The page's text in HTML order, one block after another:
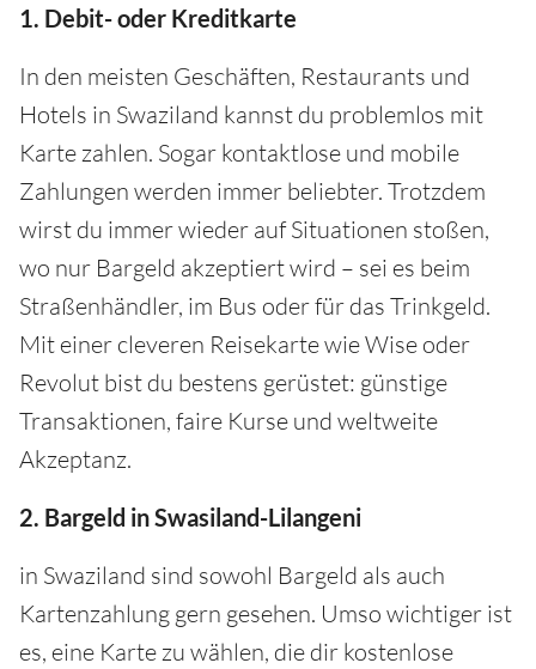
1. Debit- oder Kreditkarte
In den meisten Geschäften, Restaurants und
Hotels in Swaziland kannst du problemlos mit
Karte zahlen. Sogar kontaktlose und mobile
Zahlungen werden immer beliebter. Trotzdem
wirst du immer wieder auf Situationen stoßen,
wo nur Bargeld akzeptiert wird – sei es beim
Straßenhändler, im Bus oder für das Trinkgeld.
Mit einer cleveren Reisekarte wie Wise oder
Revolut bist du bestens gerüstet: günstige
Transaktionen, faire Kurse und weltweite
Akzeptanz.
2. Bargeld in Swasiland-Lilangeni
in Swaziland sind sowohl Bargeld als auch
Kartenzahlung gern gesehen. Umso wichtiger ist
es, eine Karte zu wählen, die dir kostenlose